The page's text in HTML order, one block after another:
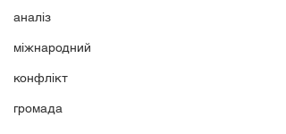
аналіз
міжнародний
конфлікт
громада